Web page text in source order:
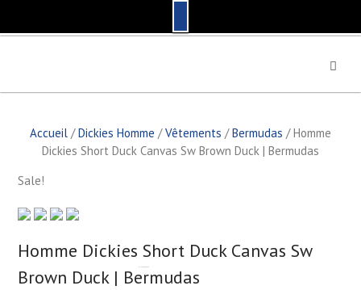
p
Accueil/Dickies Homme /Vêtements /Bermudas / Homme
Dickies Short Duck Canvas Sw Brown Duck | Bermudas
Sale!
Homme Dickies Short Duck Canvas Sw
Brown Duck | Bermudas